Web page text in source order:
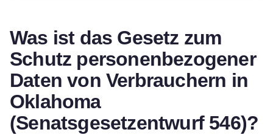
Was ist das Gesetz zum
Schutz personenbezogener
Daten von Verbrauchern in
Oklahoma
(Senatsgesetzentwurf 546)?